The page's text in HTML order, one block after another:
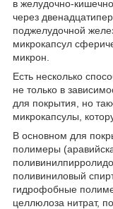
в желудочно-
через
поджелудочной
микрокапсул
микрон.
Есть несколько
не только в
для покрытия, но
микрокапсулы,
В основном для
полимеры
поливиниловый
гидрофобные
целлюлоза нитрат,